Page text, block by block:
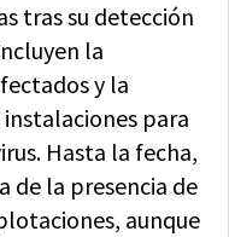
tras su detección
la
y la
para
Hasta la fecha,
de la presencia de
aunque